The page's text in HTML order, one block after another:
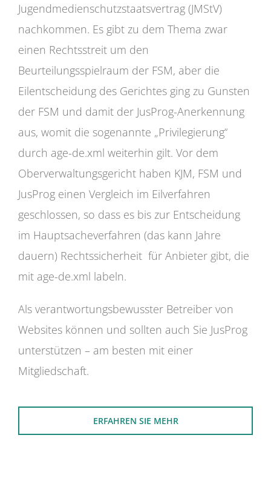
Jugendmedienschutzstaatsvertrag (JMStV)
nachkommen. Es gibt zu dem Thema zwar
einen Rechtsstreit um den
Beurteilungsspielraum der FSM, aber die
Eilentscheidung des Gerichtes ging zu Gunsten
der FSM und damit der JusProg-Anerkennung
aus, womit die sogenannte „Privilegierung“
durch age-de.xml weiterhin gilt. Vor dem
Oberverwaltungsgericht haben KJM, FSM und
JusProg einen Vergleich im Eilverfahren
geschlossen, so dass es bis zur Entscheidung
im Hauptsacheverfahren (das kann Jahre
dauern) Rechtssicherheit für Anbieter gibt, die
mit age-de.xml labeln.
Als verantwortungsbewusster Betreiber von
Websites können und sollten auch Sie JusProg
unterstützen – am besten mit einer
Mitgliedschaft.
ERFAHREN SIE MEHR